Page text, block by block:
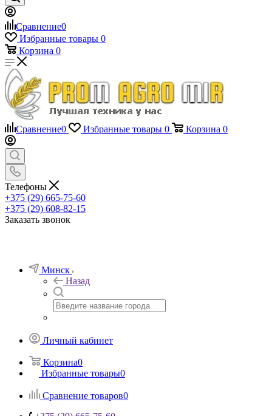
Сравнение0
Избранные товары 0
Корзина 0
Сравнение0 Избранные товары 0 Корзина 0
Телефоны
+375 (29) 665-75-60
+375 (29) 608-82-15
Заказать звонок
Минск
Назад
Личный кабинет
Корзина0
Избранные товары0
Сравнение товаров0